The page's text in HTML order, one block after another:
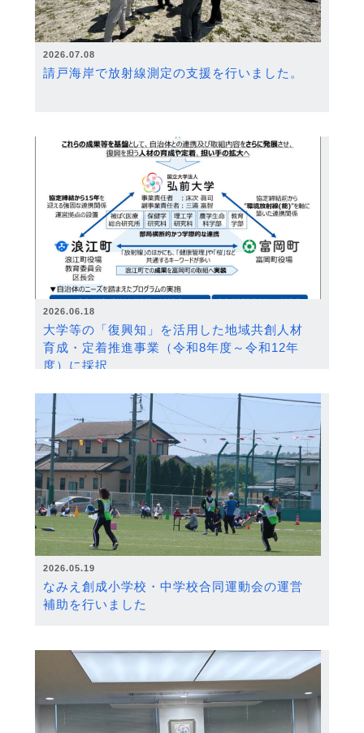
2026.07.08
請戸海岸で放射線測定の支援を行いました。
2026.06.18
大学等の「復興知」を活用した地域共創人材
育成・定着推進事業（令和8年度～令和12年
度）に採択
2026.05.19
なみえ創成小学校・中学校合同運動会の運営
補助を行いました